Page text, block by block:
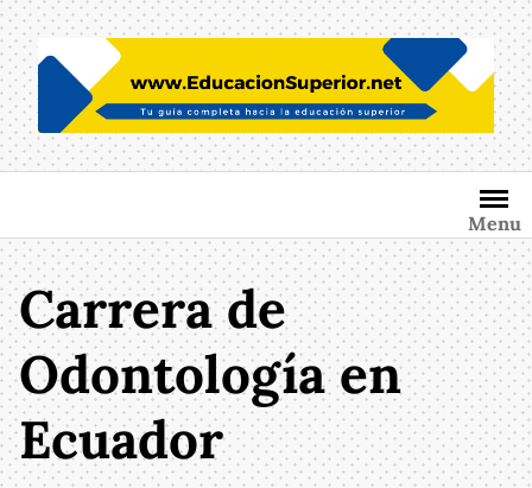
Saltar
al
contenido
Menu
Carrera de
Odontología en
Ecuador